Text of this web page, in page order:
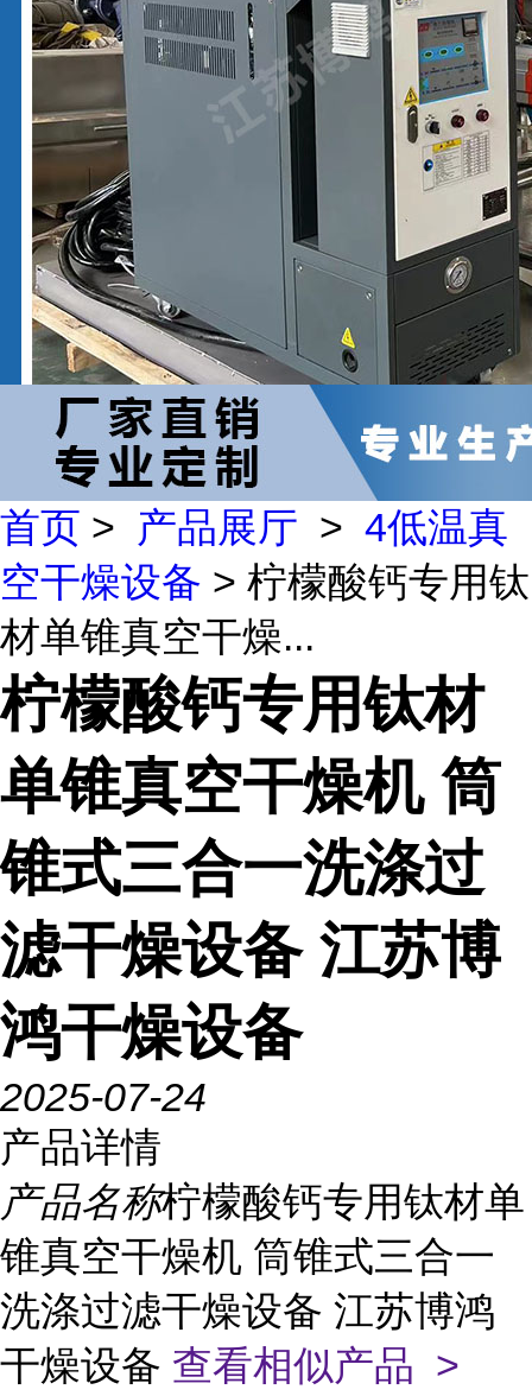
首页 > 产品展厅 > 4低温真
空干燥设备 > 柠檬酸钙专用钛
材单锥真空干燥...
柠檬酸钙专用钛材
单锥真空干燥机 筒
锥式三合一洗涤过
滤干燥设备 江苏博
鸿干燥设备
2025-07-24
产品详情
产品名称柠檬酸钙专用钛材单
锥真空干燥机 筒锥式三合一
洗涤过滤干燥设备 江苏博鸿
干燥设备 查看相似产品 >